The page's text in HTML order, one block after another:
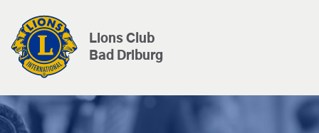
Lions Club
Bad Driburg